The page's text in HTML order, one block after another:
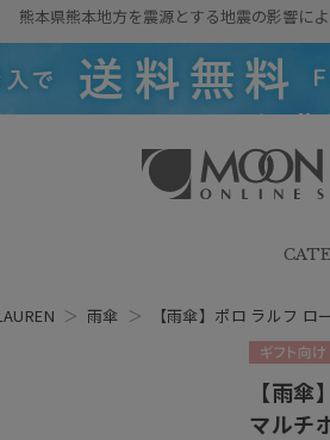
熊本県熊本地方を震源とする地震の影響に
SHOP（ムーンバットオン
＞ 雨傘 ＞ 【雨傘】ポロ ラルフ
【雨
マルチ